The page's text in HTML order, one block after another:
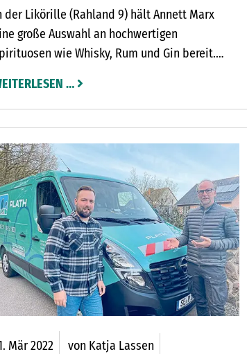
der Likörille (Rahland 9) hält Annett Marx
große Auswahl an hochwertigen
wie Whisky, Rum und Gin bereit.
auch Feinkostartikel gibt es in großer
…
Mär2022 von Katja Lassen